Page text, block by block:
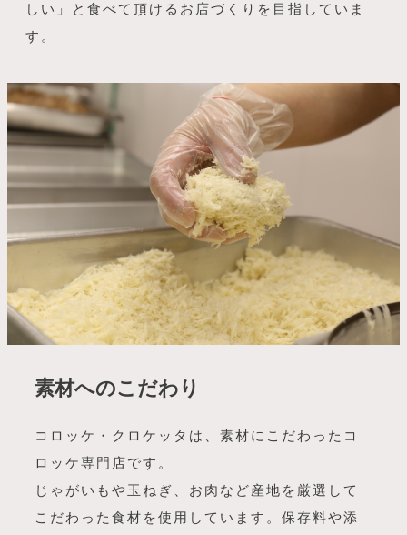
しい」と食べて頂けるお店づくりを目指していま
す。
素材へのこだわり
コロッケ・クロケッタは、素材にこだわったコ
ロッケ専門店です。
じゃがいもや玉ねぎ、お肉など産地を厳選して
こだわった食材を使用しています。保存料や添